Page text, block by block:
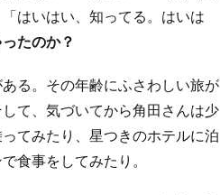
はいはい、知ってる。はいは
たのか？
る。その年齢にふさわしい旅が
て、気づいてから角田さんは少
てみたり、星つきのホテルに泊
食事をしてみたり。